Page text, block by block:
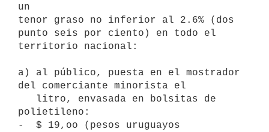
un
tenor graso no inferior al 2.6% (dos
punto seis por ciento) en todo el
territorio nacional:
a) al público, puesta en el mostrador
del comerciante minorista el
polietileno:
-  $ 19,oo (pesos uruguayos